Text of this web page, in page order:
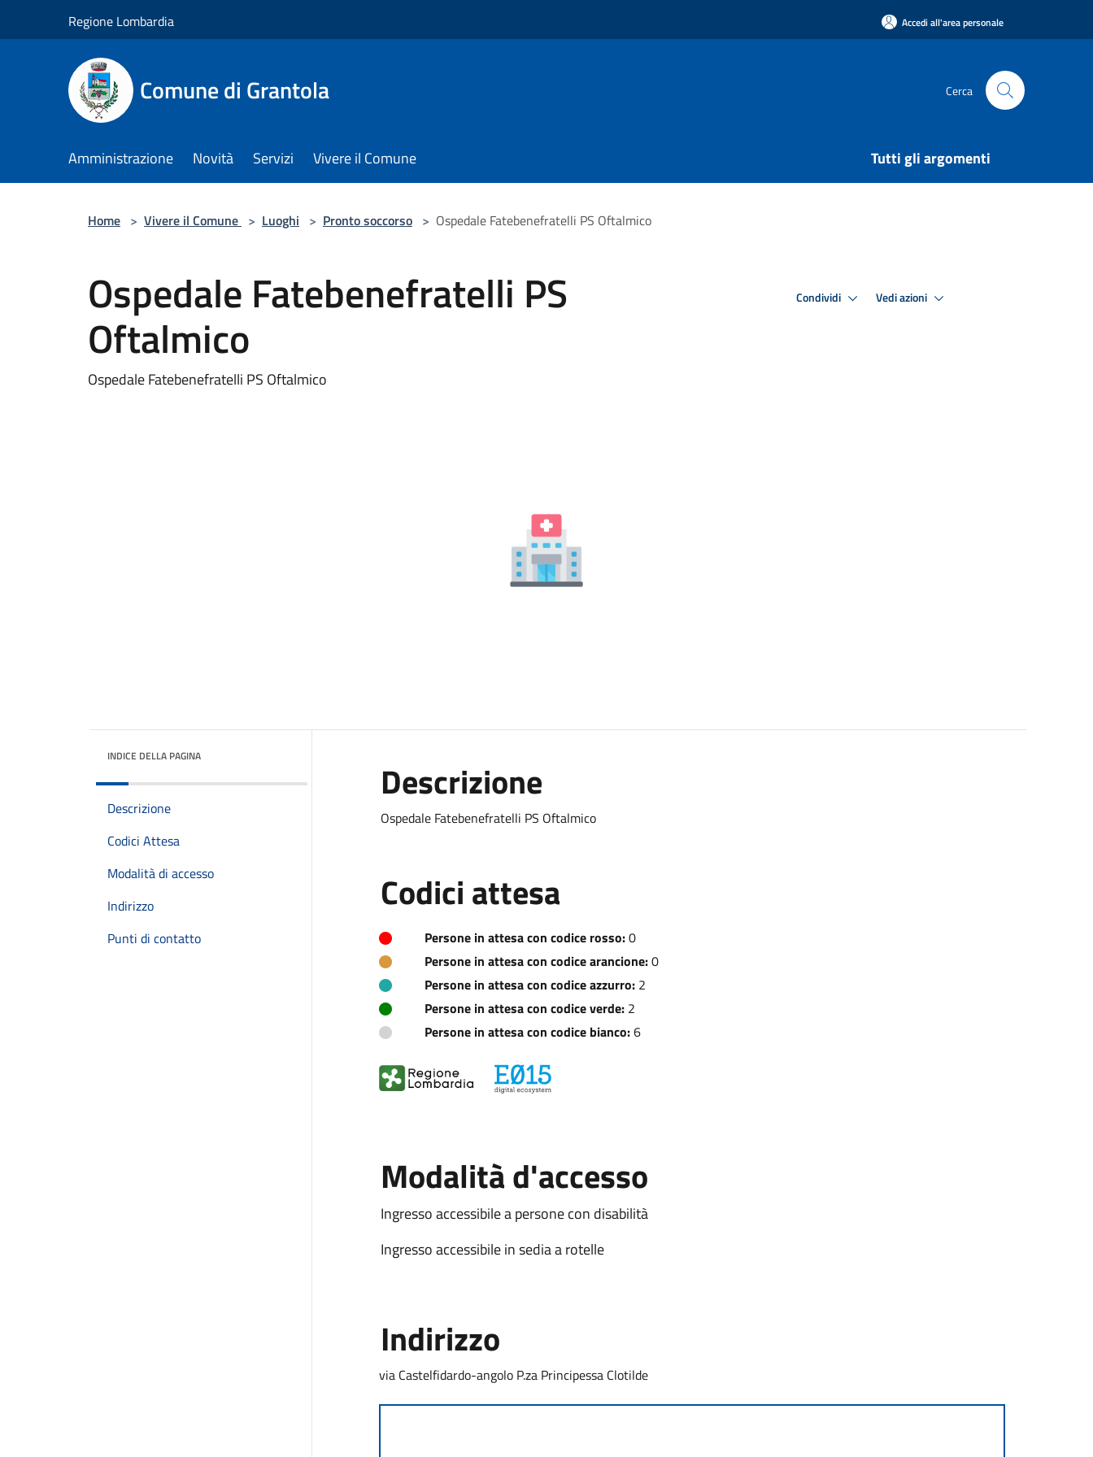
Regione Lombardia Accedi all'area personale
Comune di Grantola Cerca
Amministrazione Novità Servizi Vivere il Comune Tutti gli argomenti
Home > Vivere il Comune > Luoghi > Pronto soccorso > Ospedale Fatebenefratelli PS Oftalmico
Ospedale Fatebenefratelli PS
Oftalmico
Ospedale Fatebenefratelli PS Oftalmico
Condividi Vedi azioni
INDICE DELLA PAGINA
Descrizione
Codici Attesa
Modalità di accesso
Indirizzo
Punti di contatto
Descrizione
Ospedale Fatebenefratelli PS Oftalmico
Codici attesa
Persone in attesa con codice rosso:0
Persone in attesa con codice arancione:0
Persone in attesa con codice azzurro:2
Persone in attesa con codice verde:2
Persone in attesa con codice bianco:6
Modalità d'accesso
Ingresso accessibile a persone con disabilità
Ingresso accessibile in sedia a rotelle
Indirizzo
via Castelfidardo-angolo P.za Principessa Clotilde